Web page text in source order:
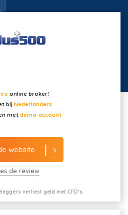
online broker!
bij Nederlanders
met demo-account
website
de review
verliest geld met CFD’s.